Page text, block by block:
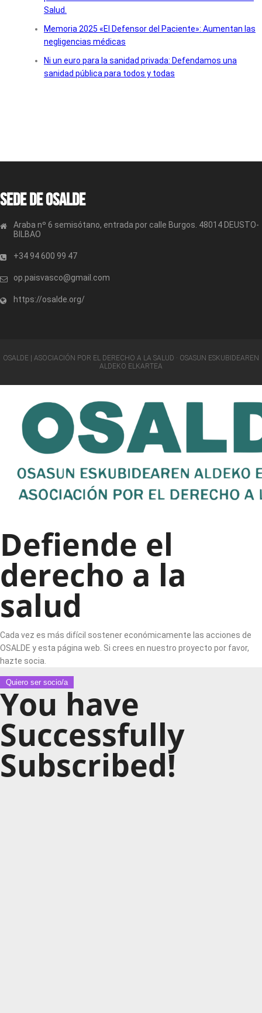
Salud.
Memoria 2025 «El Defensor del Paciente»: Aumentan las
negligencias médicas
Ni un euro para la sanidad privada: Defendamos una
sanidad pública para todos y todas
Sede de OSALDE
Araba nº 6 semisótano, entrada por calle Burgos. 48014 DEUSTO-
BILBAO
+34 94 600 99 47
op.paisvasco@gmail.com
https://osalde.org/
OSALDE | ASOCIACIÓN POR EL DERECHO A LA SALUD · OSASUN ESKUBIDEAREN
ALDEKO ELKARTEA
Defiende el
derecho a la
salud
Cada vez es más difícil sostener económicamente las acciones de
OSALDE y esta página web. Si crees en nuestro proyecto por favor,
hazte socia.
Quiero ser socio/a
You have
Successfully
Subscribed!